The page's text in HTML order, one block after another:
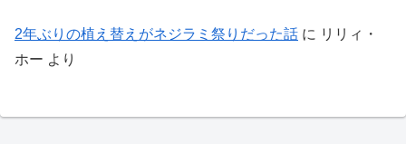
2年ぶりの植え替えがネジラミ祭りだった話 に リリィ・
ホー より